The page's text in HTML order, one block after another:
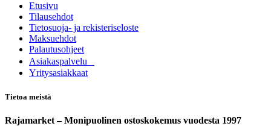
Etusivu
Tilausehdot
Tietosuoja- ja rekisteriseloste
Maksuehdot
Palautusohjeet
Asia​k​aspalvelu
​Yritysasiakkaat
Tietoa meistä
Rajamarket – Monipuolinen ostoskokemus vuodesta 1997